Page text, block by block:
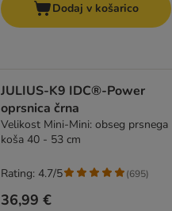
Dodaj v košarico
JULIUS-K9 IDC®-Power
oprsnica črna
Velikost Mini-Mini: obseg prsnega
koša 40 - 53 cm
36,99 €
Rating: 4.7/5 (695)